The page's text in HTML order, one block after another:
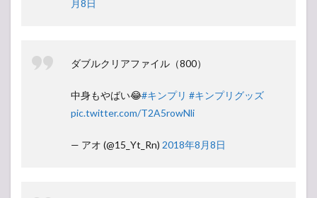
月8日
ダブルクリアファイル（800）
中身もやばい😂#キンプリ #キンプリグッズ
pic.twitter.com/T2A5rowNli
— アオ (@15_Yt_Rn) 2018年8月8日